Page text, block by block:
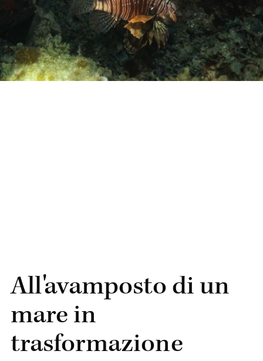
All'avamposto di un
mare in
trasformazione